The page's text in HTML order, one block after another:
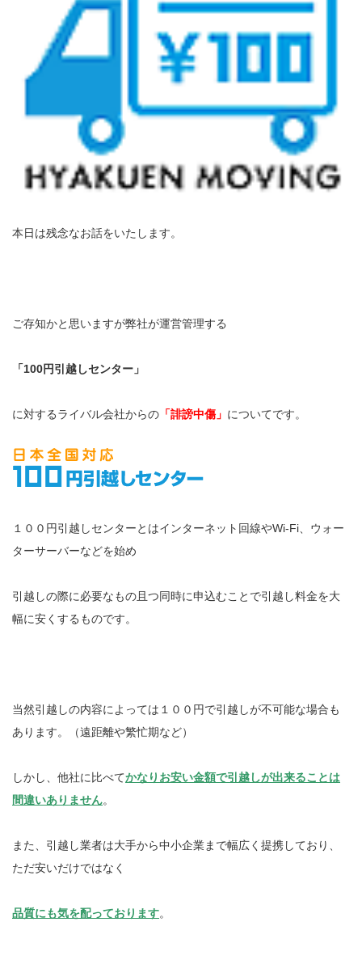
本日は残念なお話をいたします。
ご存知かと思いますが弊社が運営管理する
「100円引越しセンター」
に対するライバル会社からの 「誹謗中傷」 についてです。
１００円引越しセンターとはインターネット回線やWi-Fi、ウォー
ターサーバーなどを始め
引越しの際に必要なもの且つ同時に申込むことで引越し料金を大
幅に安くするものです。
当然引越しの内容によっては１００円で引越しが不可能な場合も
あります。（遠距離や繁忙期など）
しかし、他社に比べてかなりお安い金額で引越しが出来ることは
間違いありません。
また、引越し業者は大手から中小企業まで幅広く提携しており、
ただ安いだけではなく
品質にも気を配っております。